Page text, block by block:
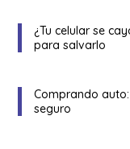
¿Tu celular se
para salvarlo
Comprando
seguro